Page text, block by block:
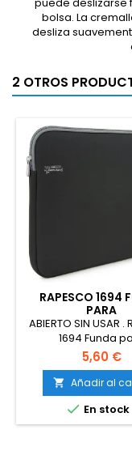
bolsa. La
desliza
2 OTROS
RAPESCO 1694
PARA
COMPUTADORA/
PORT
ABIERTO SIN USAR
1694 Funda
Computadora/
Portátil con
Antibacteriana,
5,60 €
 Añadir al
 En stock